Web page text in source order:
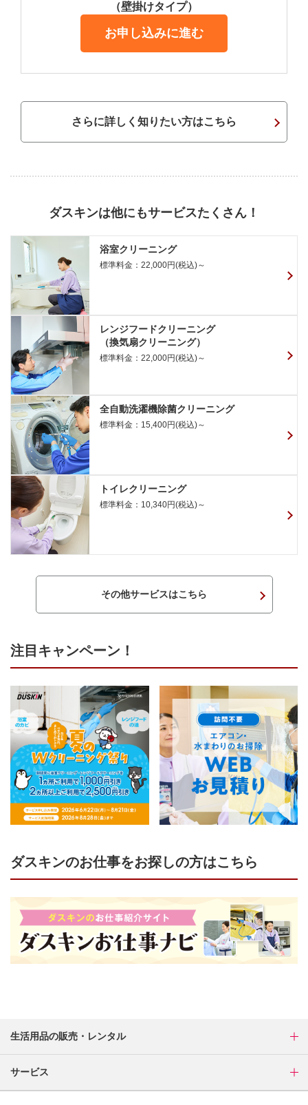
（壁掛けタイプ）
お申し込みに進む
さらに詳しく知りたい方はこちら
ダスキンは他にもサービスたくさん！
浴室クリーニング
標準料金：22,000円(税込)～
レンジフードクリーニング
（換気扇クリーニング）
標準料金：22,000円(税込)～
全自動洗濯機除菌クリーニング
標準料金：15,400円(税込)～
トイレクリーニング
標準料金：10,340円(税込)～
その他サービスはこちら
注目キャンペーン！
ダスキンのお仕事をお探しの方はこちら
生活用品の販売・レンタル
サービス